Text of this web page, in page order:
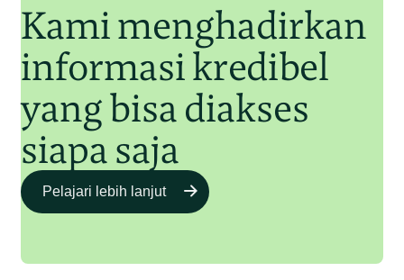
Kami menghadirkan
informasi kredibel
yang bisa diakses
siapa saja
Pelajari lebih lanjut